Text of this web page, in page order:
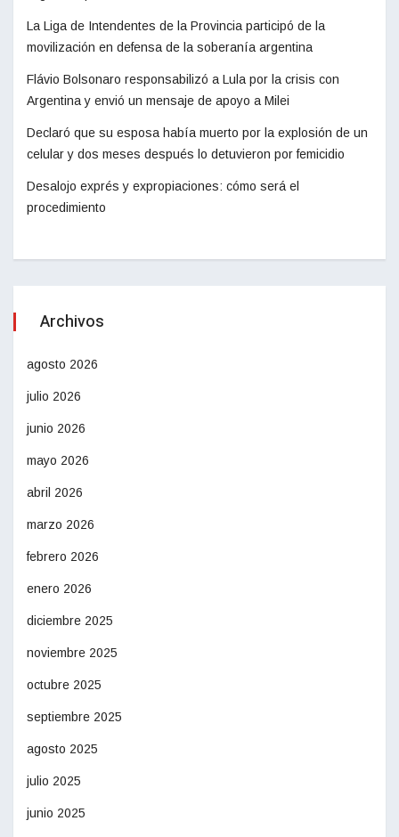
La Liga de Intendentes de la Provincia participó de la
movilización en defensa de la soberanía argentina
Flávio Bolsonaro responsabilizó a Lula por la crisis con
Argentina y envió un mensaje de apoyo a Milei
Declaró que su esposa había muerto por la explosión de un
celular y dos meses después lo detuvieron por femicidio
Desalojo exprés y expropiaciones: cómo será el
procedimiento
Archivos
agosto 2026
julio 2026
junio 2026
mayo 2026
abril 2026
marzo 2026
febrero 2026
enero 2026
diciembre 2025
noviembre 2025
octubre 2025
septiembre 2025
agosto 2025
julio 2025
junio 2025